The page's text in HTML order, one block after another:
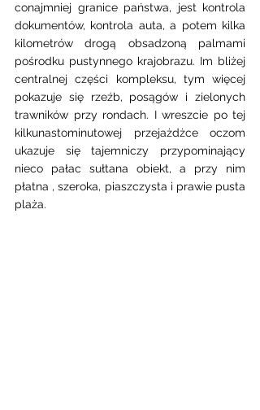
conajmniej granice państwa, jest kontrola
dokumentów, kontrola auta, a potem kilka
kilometrów drogą obsadzoną palmami
pośrodku pustynnego krajobrazu. Im bliżej
centralnej części kompleksu, tym więcej
pokazuje się rzeźb, posągów i zielonych
trawników przy rondach. I wreszcie po tej
kilkunastominutowej przejażdżce oczom
ukazuje się tajemniczy przypominający
nieco pałac sułtana obiekt, a przy nim
płatna , szeroka, piaszczysta i prawie pusta
plaża.